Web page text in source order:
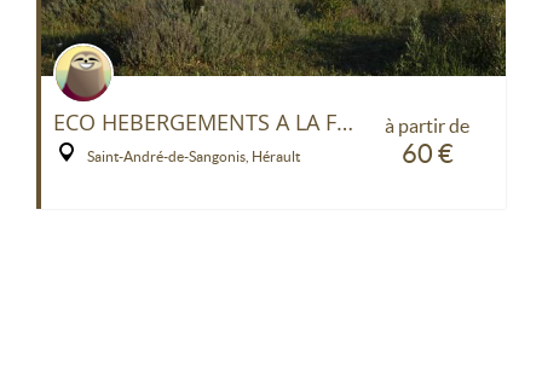
à partir de
60 €
ECO HEBERGEMENTS A LA FERME - yourte
Saint-André-de-Sangonis, Hérault